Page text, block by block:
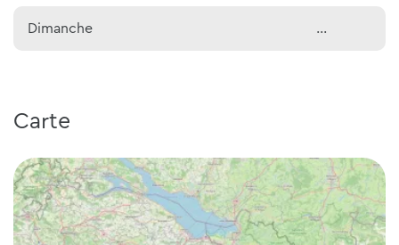
Dimanche ...
Carte